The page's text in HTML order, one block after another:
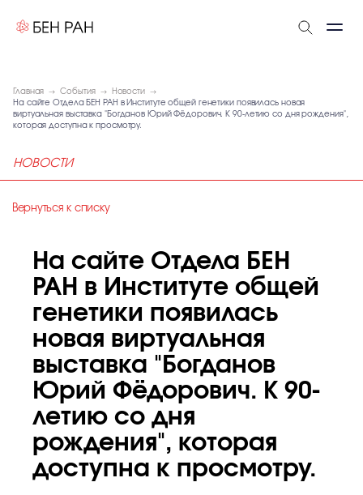
Главная События
Новости
На сайте Отдела БЕН РАН в Институте общей генетики появилась новая
виртуальная выставка "Богданов Юрий Фёдорович. К 90-летию со дня рождения",
которая доступна к просмотру.
НОВОСТИ
Вернуться к списку
На сайте Отдела БЕН
РАН в Институте общей
генетики появилась
новая виртуальная
выставка "Богданов
Юрий Фёдорович. К 90-
летию со дня
рождения", которая
доступна к просмотру.